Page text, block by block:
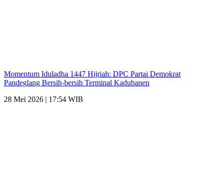
Momentum Iduladha 1447 Hijriah: DPC Partai Demokrat
Pandeglang Bersih-bersih Terminal Kadubanen
28 Mei 2026 | 17:54 WIB